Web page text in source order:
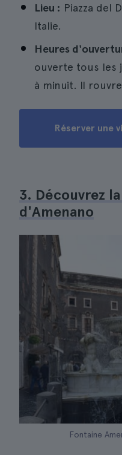
Lieu : Piazza del
Italie.
Heures
ouverte tous les
à minuit. Il
Réserver une
3. Découvrez
d'Amenano
Fontaine